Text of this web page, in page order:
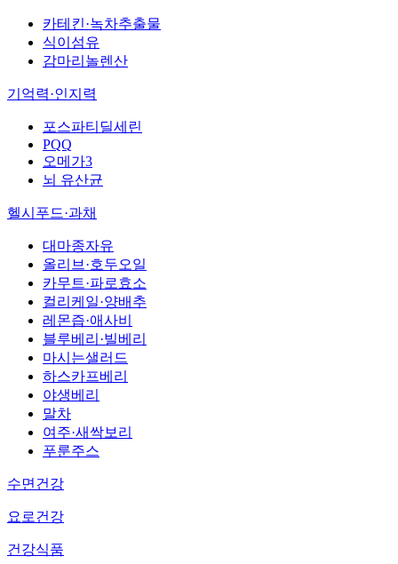
카테킨·녹차추출물
식이섬유
감마리놀렌산
기억력·인지력
포스파티딜세린
PQQ
오메가3
뇌 유산균
헬시푸드·과채
대마종자유
올리브·호두오일
카무트·파로효소
컬리케일·양배추
레몬즙·애사비
블루베리·빌베리
마시는샐러드
하스카프베리
야생베리
말차
여주·새싹보리
푸룬주스
수면건강
요로건강
건강식품